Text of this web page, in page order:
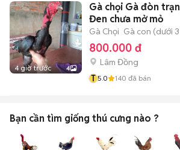
4 giờ trước 4
Gà chọi Gà đòn
Đen chưa mở mỏ
Gà Chọi Gà con (dưới
800.000 đ
Lâm Đồng
T 5.0 140 đã bán
Bạn cần tìm giống thú cưng nào ?